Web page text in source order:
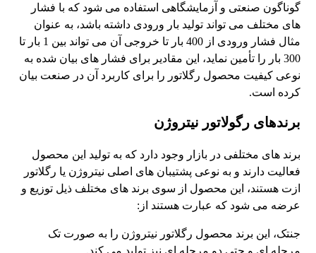
گوناگون صنعتی و آزمایشگاهی استفاده می شود که با فشار
های مختلف می تواند تولید بار ورودی داشته باشد، به عنوان
مثال فشار ورودی از 400 بار تا خروجی آن می تواند بین 1 بار تا
300 بار را تأمین نماید، این مقادیر برای فشار های بیان شده به
نوعی کیفیت محصول رگلاتور را برای کاربرد آن در صنعت بیان
کرده است.
برندهای رگولاتور نیتروژن
برند های مختلفی در بازار وجود دارد که به تولید این محصول
فعالیت دارند و به نوعی پشتیبان های اصلی نیتروژن یا رگلاتور
ازت هستند، این محصول از سوی برند های مختلف ذیل توزیع و
عرضه می شود که عبارت هستند از:
جنتک، این برند محصول رگلاتور نیتروژن را به صورت تک
مرحله ای و حتی دو مرحله ای نیز تولید می کند.